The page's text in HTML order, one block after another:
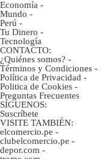
Economía -
Mundo -
Perú -
Tu Dinero -
Tecnología
CONTACTO:
¿Quiénes somos? -
Términos y Condiciones -
Política de Privacidad -
Politica de Cookies -
Preguntas Frecuentes
SÍGUENOS:
Suscríbete
VISITE TAMBIÉN:
elcomercio.pe -
clubelcomercio.pe -
depor.com -